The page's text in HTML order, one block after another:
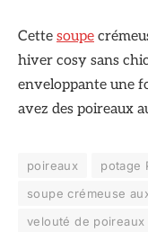
Cette soupe
hiver cosy sans
enveloppante une
avez des poireaux
poireaux potage
soupe crémeuse
velouté de poireaux